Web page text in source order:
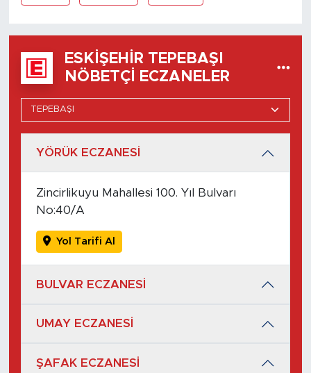
ESKIŞEHIR TEPEBAŞI
NÖBETÇI ECZANELER
YÖRÜK ECZANESİ
Zincirlikuyu Mahallesi 100. Yıl Bulvarı
No:40/A
Yol Tarifi Al
BULVAR ECZANESİ
UMAY ECZANESİ
ŞAFAK ECZANESİ